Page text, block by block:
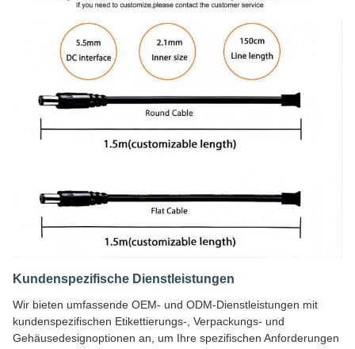
Kundenspezifische Dienstleistungen
Wir bieten umfassende OEM- und ODM-Dienstleistungen mit
kundenspezifischen Etikettierungs-, Verpackungs- und
Gehäusedesignoptionen an, um Ihre spezifischen Anforderungen